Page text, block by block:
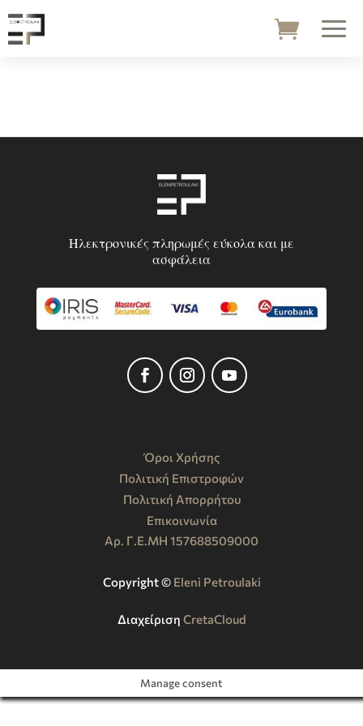
Ηλεκτρονικές πληρωμές εύκολα και με
ασφάλεια
Όροι Χρήσης
Πολιτική Επιστροφών
Πολιτική Απορρήτου
Επικοινωνία
Αρ. Γ.Ε.ΜΗ 157688509000
Copyright ©️ Eleni Petroulaki
Διαχείριση CretaCloud
Manage consent